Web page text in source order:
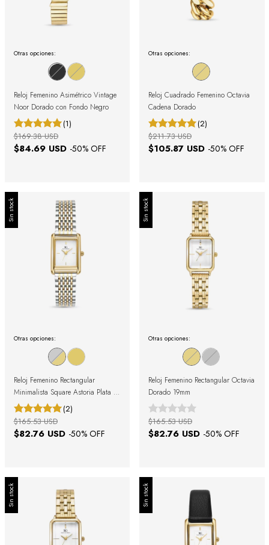
Otras opciones:
Reloj Femenino Asimétrico Vintage
Noor Dorado con Fondo Negro
(1)
$84.69 USD -50% OFF
$169.38 USD
Otras opciones:
Reloj Cuadrado Femenino Octavia
Cadena Dorado
(2)
$105.87 USD -50% OFF
$211.73 USD
Sin stock
Otras opciones:
Reloj Femenino Rectangular
Minimalista Square Astoria Plata y
Dorado
(2)
$82.76 USD -50% OFF
$165.53 USD
Sin stock
Otras opciones:
Reloj Femenino Rectangular Octavia
Dorado 19mm
$82.76 USD -50% OFF
$165.53 USD
Sin stock Sin stock